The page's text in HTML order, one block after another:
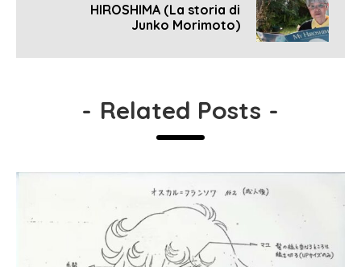
HIROSHIMA (La storia di
Junko Morimoto)
- Related Posts -